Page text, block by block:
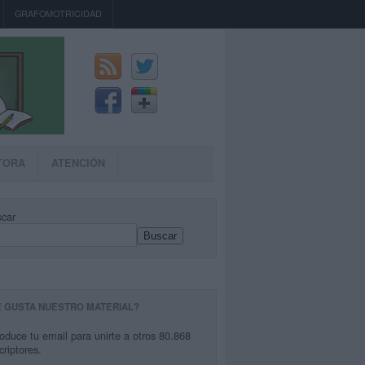
GRAFOMOTRICIDAD
ATENCIÓN
Buscar
GUSTA NUESTRO MATERIAL?
tu email para unirte a otros 80.868